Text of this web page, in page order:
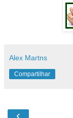
Alex Martns
Compartilhar
‹